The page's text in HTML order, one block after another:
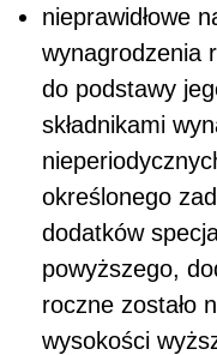
nieprawidłowe
wynagrodzenia
do podstawy
składnikami
określonego
dodatków
powyższego,
roczne zostało
wysokości